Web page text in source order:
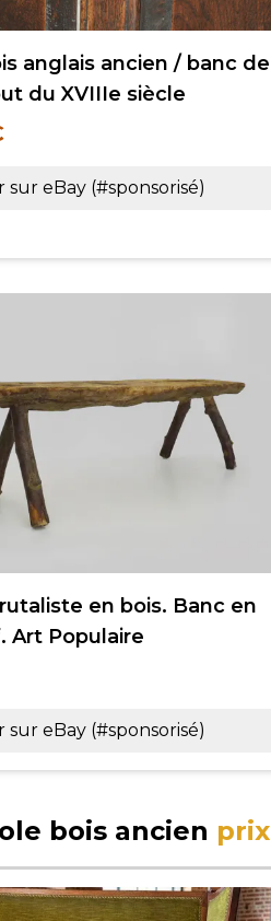
anglais ancien / banc de
du XVIIIe siècle
sur eBay (#sponsorisé)
en bois. Banc en
Art Populaire
sur eBay (#sponsorisé)
bois ancien prix